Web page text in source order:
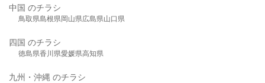
中国 のチラシ
鳥取県島根県岡山県広島県山口県
四国 のチラシ
徳島県香川県愛媛県高知県
九州・沖縄 のチラシ